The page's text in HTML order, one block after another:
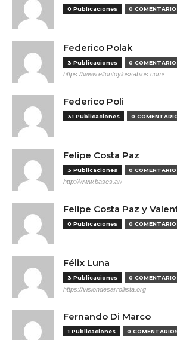
0 Publicaciones 0
Federico Polak
3 Publicaciones 0
https://www.eltontoylossabios.com/
Federico Poli
31 Publicaciones 0
Felipe Costa Paz
3 Publicaciones 0
http://www.bases.ar/
Felipe Costa Paz y
0 Publicaciones 0
Félix Luna
3 Publicaciones 0
https://visiondesarrollista.org
Fernando Di Marco
1 Publicaciones 0